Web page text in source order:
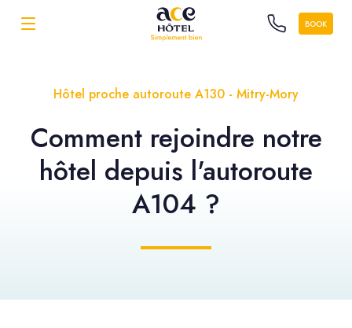
BOOK
Hôtel proche autoroute A130 - Mitry-Mory
Comment rejoindre notre
hôtel depuis l'autoroute
A104 ?